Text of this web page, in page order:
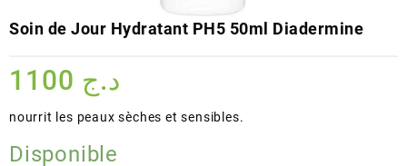
Soin de Jour Hydratant PH5 50ml Diadermine
د.ج
nourrit les peaux sèches et sensibles.
Disponible